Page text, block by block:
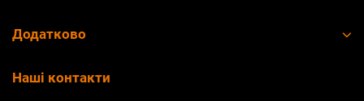
Додатково
Наші контакти